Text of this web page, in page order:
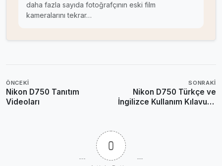
daha fazla sayıda fotoğrafçının eski film
kameralarını tekrar…
ÖNCEKI
Nikon D750 Tanıtım
Videoları
SONRAKI
Nikon D750 Türkçe ve
İngilizce Kullanım Kılavuzu
0